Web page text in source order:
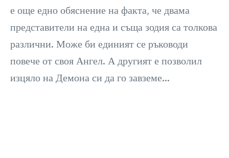
е още едно обяснение на факта, че двама
представители на една и съща зодия са толкова
различни. Може би единият се ръководи
повече от своя Ангел. А другият е позволил
изцяло на Демона си да го завземе…